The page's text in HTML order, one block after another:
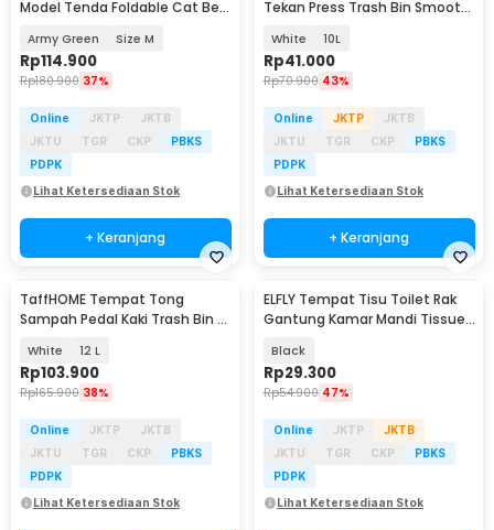
Model Tenda Foldable Cat Bed
Army Green Size M
Rp114.900
Rp180.900 37%
Online JKTP
JKTB
JKTU
TGR CKP
PBKS
PDPK
Lihat Ketersediaan Stok
+ Keranjang
Tekan Press Trash Bin Smooth
White 10L
Rp41.000
Rp70.900 43%
Online JKTP
JKTB
JKTU
TGR CKP
PBKS
PDPK
Lihat Ketersediaan Stok
+ Keranjang
TaffHOME Tempat Tong
Sampah Pedal Kaki Trash Bin -
White 12 L
Rp103.900
Rp165.900 38%
Online JKTP
JKTB
JKTU
TGR CKP
PBKS
PDPK
Lihat Ketersediaan Stok
ELFLY Tempat Tisu Toilet Rak
Gantung Kamar Mandi Tissue
Black
Rp29.300
Rp54.900 47%
Online JKTP
JKTB
JKTU
TGR CKP
PBKS
PDPK
Lihat Ketersediaan Stok